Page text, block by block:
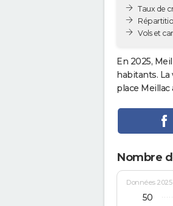
Taux de
Vols et
En 2025,
habitants.
place
Nombre
Données
50